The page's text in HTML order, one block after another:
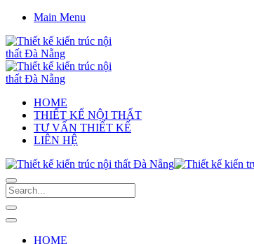
Main Menu
HOME
THIẾT KẾ NỘI THẤT
TƯ VẤN THIẾT KẾ
LIÊN HỆ
HOME